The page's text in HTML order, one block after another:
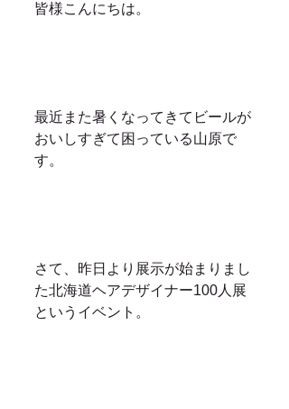
皆様こんにちは。
最近また暑くなってきてビールが
おいしすぎて困っている山原で
す。
さて、昨日より展示が始まりまし
た北海道ヘアデザイナー100人展
というイベント。